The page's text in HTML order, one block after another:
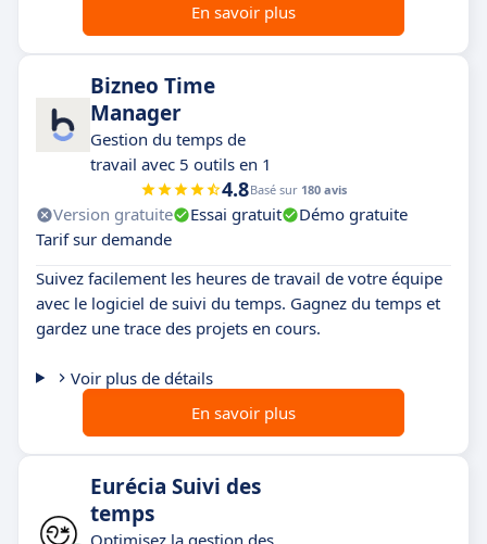
En savoir plus
Bizneo Time
Manager
Gestion du temps de
travail avec 5 outils en 1
4.8Basé sur 180 avis
Version gratuite Essai gratuit
Démo gratuite
Tarif sur demande
Suivez facilement les heures de travail de votre équipe
avec le logiciel de suivi du temps. Gagnez du temps et
gardez une trace des projets en cours.
Voir plus de détails
En savoir plus
Eurécia Suivi des
temps
Optimisez la gestion des